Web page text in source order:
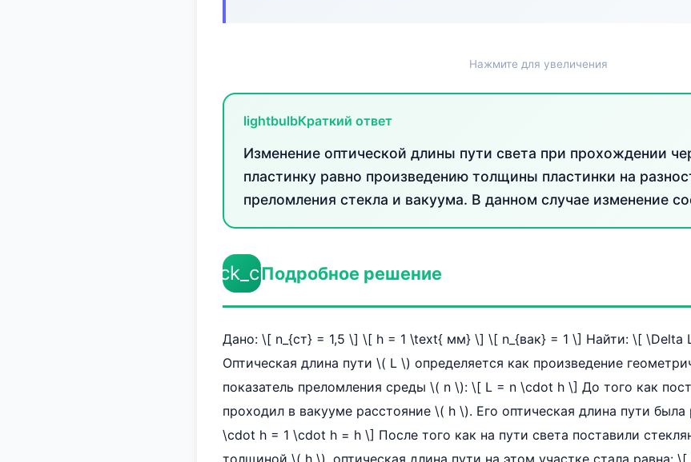
Нажмите для увеличения
lightbulbКраткий ответ
Изменение оптической длины пути света при прохождении
пластинку равно произведению толщины пластинки на
преломления стекла и вакуума. В данном случае изменение
check_circleПодробное решение
Дано: \[ n_{ст} = 1,5 \] \[ h = 1 \text{ мм} \] \[ n_{вак} = 1 \] Найти: \[ \Delta
Оптическая длина пути \( L \) определяется как произведение
показатель преломления среды \( n \): \[ L = n \cdot h \] До того как
проходил в вакууме расстояние \( h \). Его оптическая длина пути была
\cdot h = 1 \cdot h = h \] После того как на пути света поставили
толщиной \( h \), оптическая длина пути на этом участке стала равна: